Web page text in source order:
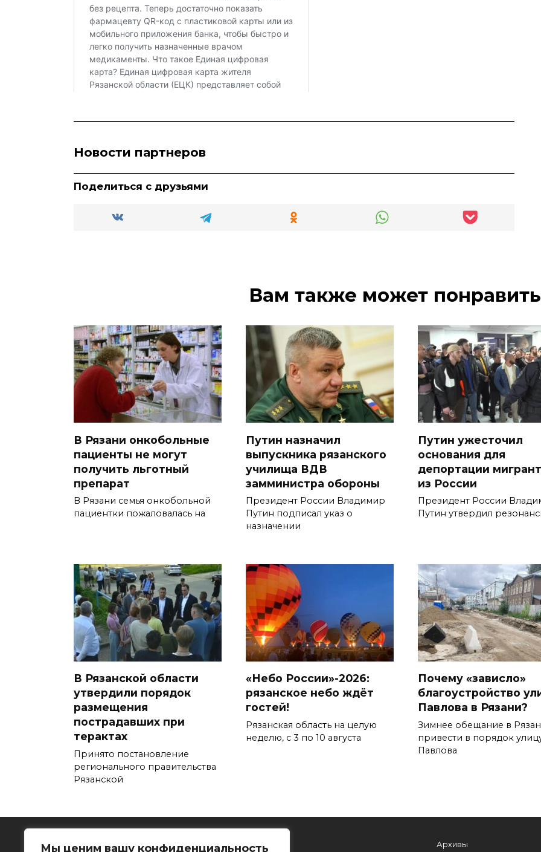
Мы ценим вашу конфиденциальность
Новости партнеров
Поделиться с друзьями
Вам также может
В Рязани онкобольные
пациенты не могут
получить льготный
препарат
В Рязани семья онкобольной
пациентки пожаловалась на
Путин назначил
выпускника рязанского
училища ВДВ
замминистра обороны
Президент России Владимир
Путин подписал указ о
назначении
Путин ужесточил
основания для
депортации
из России
Президент России
Путин утвердил
В Рязанской области
утвердили порядок
размещения
пострадавших при
терактах
Принято постановление
регионального правительства
Рязанской
«Небо России»-2026:
рязанское небо ждёт
гостей!
Рязанская область на целую
неделю, с 3 по 10 августа
Почему «зависло»
благоустройство
Павлова в Рязани?
Зимнее обещание в
привести в порядок
Павлова
Архивы